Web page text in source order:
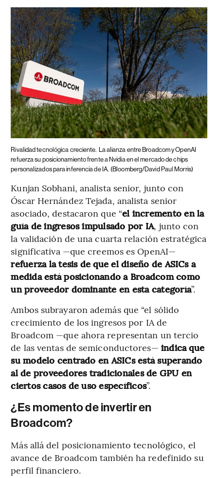
Rivalidad tecnológica creciente. La alianza entre Broadcom y OpenAI
refuerza su posicionamiento frente a Nvidia en el mercado de chips
personalizados para inferencia de IA. (Bloomberg/David Paul Morris)
Kunjan Sobhani, analista senior, junto con
Óscar Hernández Tejada, analista senior
asociado, destacaron que “el incremento en la
guía de ingresos impulsado por IA, junto con
la validación de una cuarta relación estratégica
significativa —que creemos es OpenAI—
refuerza la tesis de que el diseño de ASICs a
medida está posicionando a Broadcom como
un proveedor dominante en esta categoría”.
Ambos subrayaron además que “el sólido
crecimiento de los ingresos por IA de
Broadcom —que ahora representan un tercio
de las ventas de semiconductores— indica que
su modelo centrado en ASICs está superando
al de proveedores tradicionales de GPU en
ciertos casos de uso específicos”.
¿Es momento de invertir en
Broadcom?
Más allá del posicionamiento tecnológico, el
avance de Broadcom también ha redefinido su
perfil financiero.